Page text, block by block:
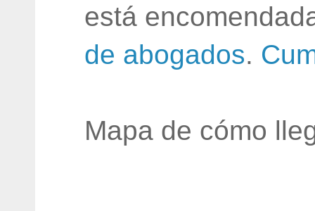
está
de abogados.
Mapa de cómo